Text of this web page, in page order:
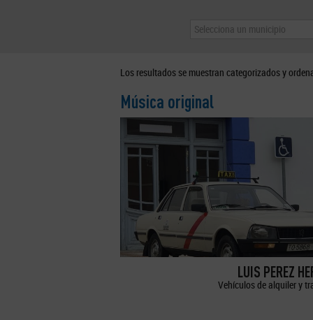
Selecciona un municipio
Los resultados se muestran categorizados y
Música original
LUIS PEREZ
Vehículos de alquiler y